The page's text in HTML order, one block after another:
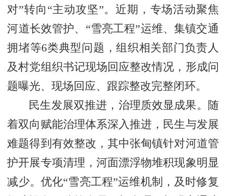
对”转向“主动攻坚”。近期，专场活动聚焦
河道长效管护、“雪亮工程”运维、集镇交通
拥堵等6类典型问题，组织相关部门负责人
及村党组织书记现场回应整改情况，形成问
题曝光、现场回应、跟踪整改完整闭环。
民生发展双推进，治理质效显成果。随
着双向赋能治理体系深入推进，民生与发展
难题得到有效整改，其中张甸镇针对河道管
护开展专项清理，河面漂浮物堆积现象明显
减少。优化“雪亮工程”运维机制，及时修复